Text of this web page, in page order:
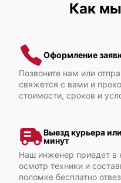
Как
Оформление
Позвоните нам или
свяжется с вами и
стоимости, сроков и
Выезд курьера
минут
Наш инженер приедет в
осмотр техники и
поломке бесплатно